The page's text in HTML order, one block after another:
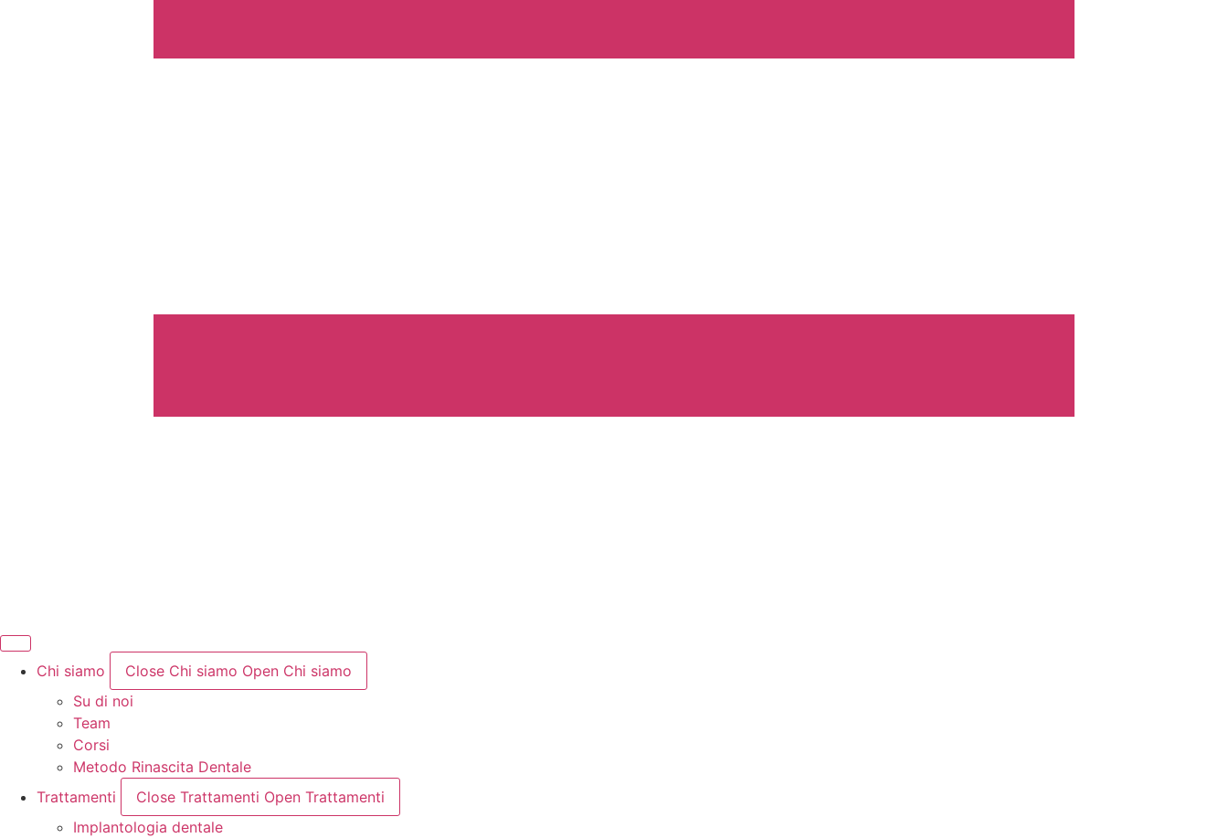
Chi siamo Close Chi siamo Open Chi siamo
Su di noi
Team
Corsi
Metodo Rinascita Dentale
Trattamenti
Close Trattamenti Open Trattamenti
Implantologia dentale